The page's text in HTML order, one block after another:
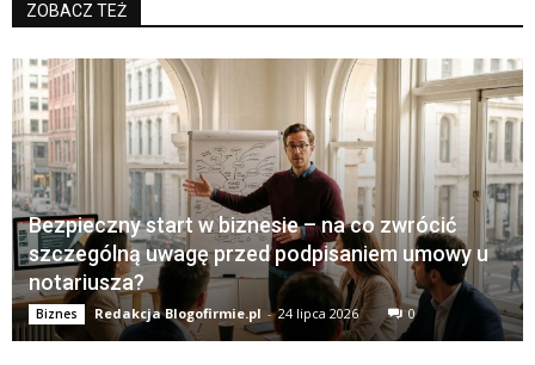
ZOBACZ TEŻ
Bezpieczny start w biznesie – na co zwrócić
szczególną uwagę przed podpisaniem umowy u
notariusza?
Biznes Redakcja Blogofirmie.pl - 24 lipca 2026 0